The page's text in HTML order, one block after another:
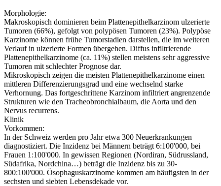
Morphologie:
Makroskopisch dominieren beim Plattenepithelkarzinom ulzerierte
Tumoren (66%), gefolgt von polypösen Tumoren (23%). Polypöse
Karzinome können frühe Tumorstadien darstellen, die im weiteren
Verlauf in ulzerierte Formen übergehen. Diffus infiltrierende
Plattenepithelkarzinome (ca. 11%) stellen meistens sehr aggressive
Tumoren mit schlechter Prognose dar.
Mikroskopisch zeigen die meisten Plattenepithelkarzinome einen
mittleren Differenzierungsgrad und eine wechselnd starke
Verhornung. Das fortgeschrittene Karzinom infiltriert angrenzende
Strukturen wie den Tracheobronchialbaum, die Aorta und den
Nervus recurrens.
Klinik
Vorkommen:
In der Schweiz werden pro Jahr etwa 300 Neuerkrankungen
diagnostiziert. Die Inzidenz bei Männern beträgt 6:100'000, bei
Frauen 1:100'000. In gewissen Regionen (Nordiran, Südrussland,
Südafrika, Nordchina…) beträgt die Inzidenz bis zu 30-
800:100'000. Ösophaguskarzinome kommen am häufigsten in der
sechsten und siebten Lebensdekade vor.